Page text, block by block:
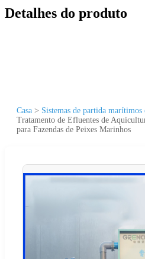
Detalhes do produto
Casa > Sistemas de partida marítimos
Tratamento de Efluentes de
para Fazendas de Peixes Marinhos